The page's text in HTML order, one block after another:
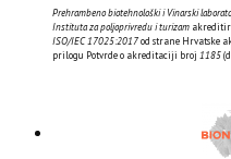
Prehrambeno biotehnološki i Vinarski
Instituta za poljoprivredu i turizam
ISO/IEC 17025:2017od strane Hrvatske
prilogu Potvrde o akreditaciji broj 1185